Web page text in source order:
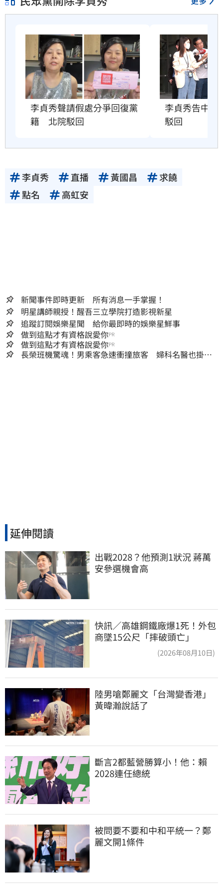
李貞秀聲請假處分爭回復黨
籍　北院駁回
李貞秀告中選
駁回
李貞秀 直播 黃國昌
求饒
點名
高虹安
新聞事件即時更新 所有消息一手掌握！
明星講師親授！醒吾三立學院打造影視新星
追蹤訂閱娛樂星聞 給你最即時的娛樂星鮮事
做到這點才有資格說愛你PR
做到這點才有資格說愛你PR
長榮班機驚魂！男乘客急速衝撞旅客 婦科名醫也掛
延伸閱讀
出戰2028？他預測1狀況 蔣萬
安參選機會高
快訊／高雄鋼鐵廠爆1死！外包
商墜15公尺「摔破頭亡」
(2026年08月10日)
陸男嗆鄭麗文「台灣變香港」
黃暐瀚說話了
斷言2都藍營勝算小！他：賴
2028連任總統
被問要不要和中和平統一？鄭
麗文開1條件